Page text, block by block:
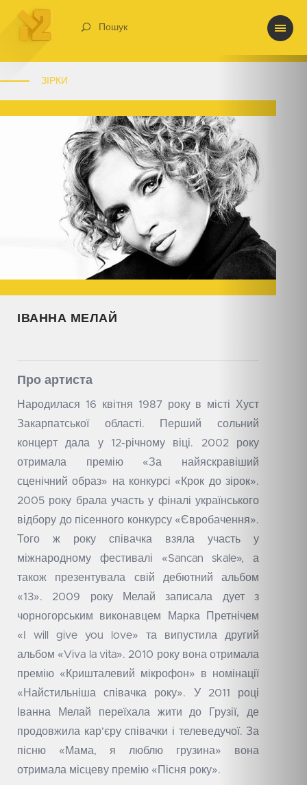
Пошук
ЗІРКИ
ІВАННА МЕЛАЙ
Про артиста
Народилася 16 квітня 1987 року в місті Хуст
Закарпатської області. Перший сольний
концерт дала у 12-річному віці. 2002 року
отримала премію «За найяскравіший
сценічний образ» на конкурсі «Крок до зірок».
2005 року брала участь у фіналі українського
відбору до пісенного конкурсу «Євробачення».
Того ж року співачка взяла участь у
міжнародному фестивалі «Sancan skale», а
також презентувала свій дебютний альбом
«13». 2009 року Мелай записала дует з
чорногорським виконавцем Марка Претнічем
«I will give you love» та випустила другий
альбом «Viva la vita». 2010 року вона отримала
премію «Кришталевий мікрофон» в номінації
«Найстильніша співачка року». У 2011 році
Іванна Мелай переїхала жити до Грузії, де
продовжила кар’єру співачки і телеведучої. За
пісню «Мама, я люблю грузина» вона
отримала місцеву премію «Пісня року».